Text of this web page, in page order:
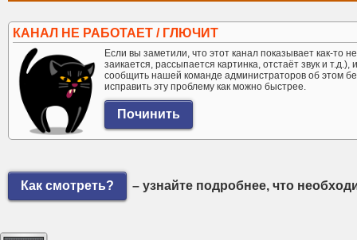
КАНАЛ НЕ РАБОТАЕТ / ГЛЮЧИТ
Если вы заметили, что этот канал показывает как-то
заикается, рассыпается картинка, отстаёт звук и
сообщить нашей команде администраторов об этом
исправить эту проблему как можно быстрее.
Как смотреть? – узнайте подробнее, что